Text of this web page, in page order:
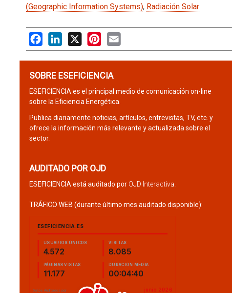
(Geographic Information Systems), Radiación Solar
FacebookLinkedIn
X PinterestEmail
SOBRE ESEFICIENCIA
ESEFICIENCIA es el principal medio de comunicación on-line
sobre la Eficiencia Energética.
Publica diariamente noticias, artículos, entrevistas, TV, etc. y
ofrece la información más relevante y actualizada sobre el
sector.
AUDITADO POR OJD
ESEFICIENCIA está auditado por OJD Interactiva
TRÁFICO WEB (durante último mes auditado disponible):